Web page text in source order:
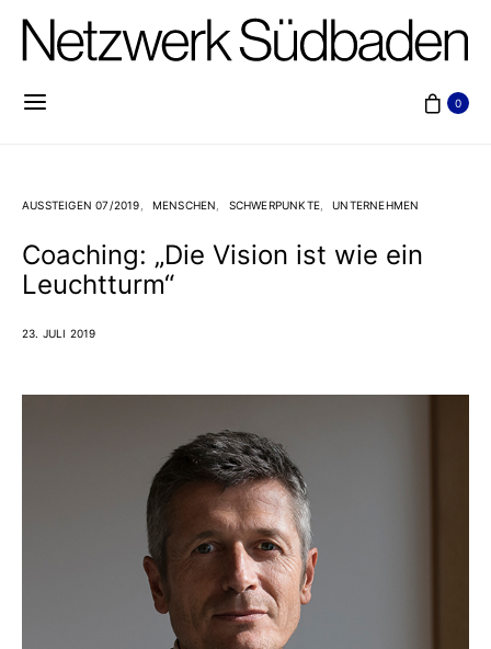
0
AUSSTEIGEN 07/2019 MENSCHEN SCHWERPUNKTE UNTERNEHMEN
Coaching: „Die Vision ist wie ein
Leuchtturm“
23. JULI 2019